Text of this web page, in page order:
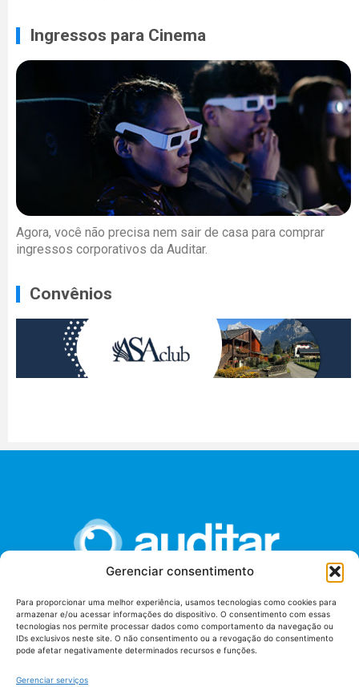
Gerenciar consentimento
Para proporcionar uma melhor experiência, usamos tecnologias como cookies para
armazenar e/ou acessar informações do dispositivo. O consentimento com essas
tecnologias nos permite processar dados como comportamento da navegação ou
IDs exclusivos neste site. O não consentimento ou a revogação do consentimento
pode afetar negativamente determinados recursos e funções.
Gerenciar serviços
Ingressos para Cinema
Agora, você não precisa nem sair de casa para comprar
ingressos corporativos da Auditar.
Convênios
União dos Auditores Federais de Controle Externo -
AUDITAR
Setor de Administração Federal Sul (SAF/Sul), Qd. 04, Lt. 01